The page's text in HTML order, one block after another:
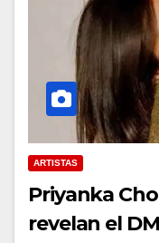
ARTISTAS
Priyanka
revelan el